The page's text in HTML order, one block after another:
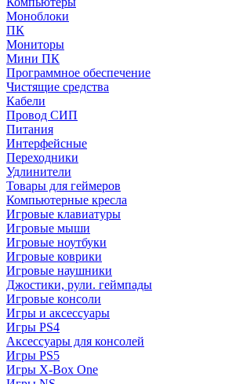
Моноблоки
ПК
Мониторы
Мини ПК
Программное обеспечение
Чистящие средства
Кабели
Провод СИП
Питания
Интерфейсные
Переходники
Удлинители
Товары для геймеров
Компьютерные кресла
Игровые клавиатуры
Игровые мыши
Игровые ноутбуки
Игровые коврики
Игровые наушники
Джостики, рули. геймпады
Игровые консоли
Игры и аксессуары
Игры PS4
Аксессуары для консолей
Игры PS5
Игры X-Box One